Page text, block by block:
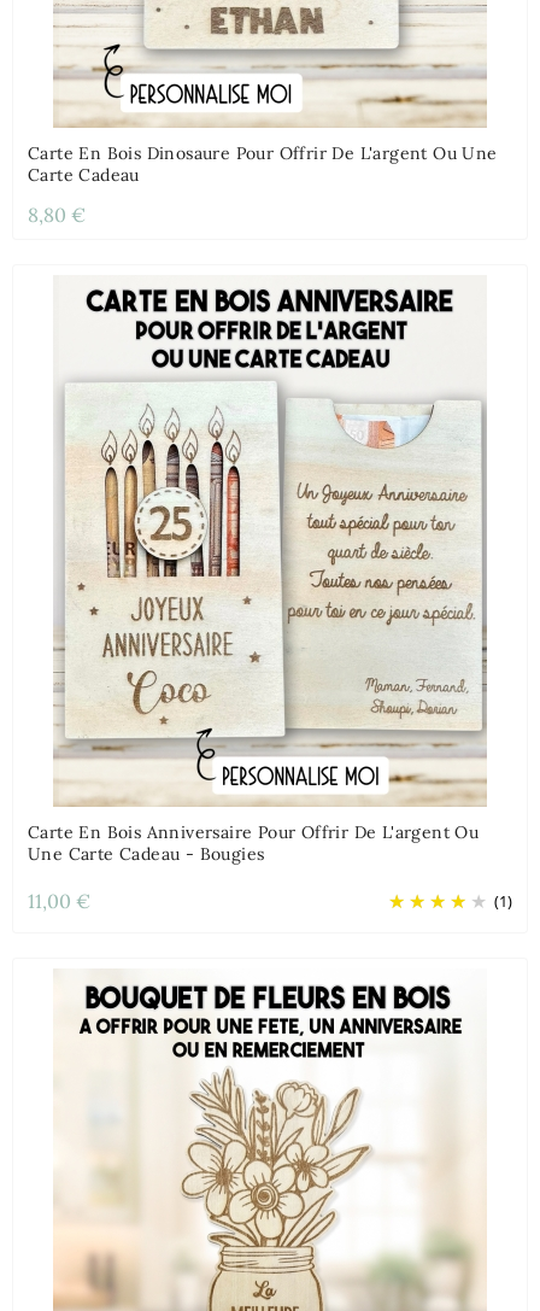
Carte En Bois Dinosaure Pour Offrir De L'argent Ou Une
Carte Cadeau
8,80 €
Carte En Bois Anniversaire Pour Offrir De L'argent Ou
Une Carte Cadeau - Bougies
(1)
11,00 €